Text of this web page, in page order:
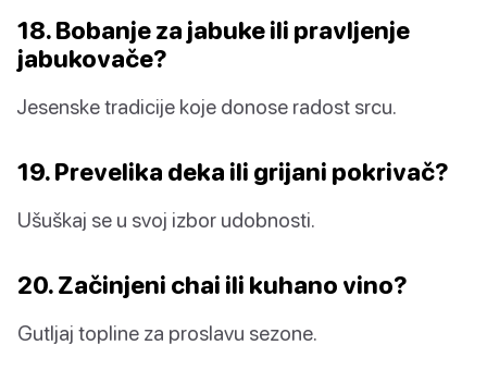
18. Bobanje za jabuke ili pravljenje
jabukovače?
Jesenske tradicije koje donose radost srcu.
19. Prevelika deka ili grijani pokrivač?
Ušuškaj se u svoj izbor udobnosti.
20. Začinjeni chai ili kuhano vino?
Gutljaj topline za proslavu sezone.